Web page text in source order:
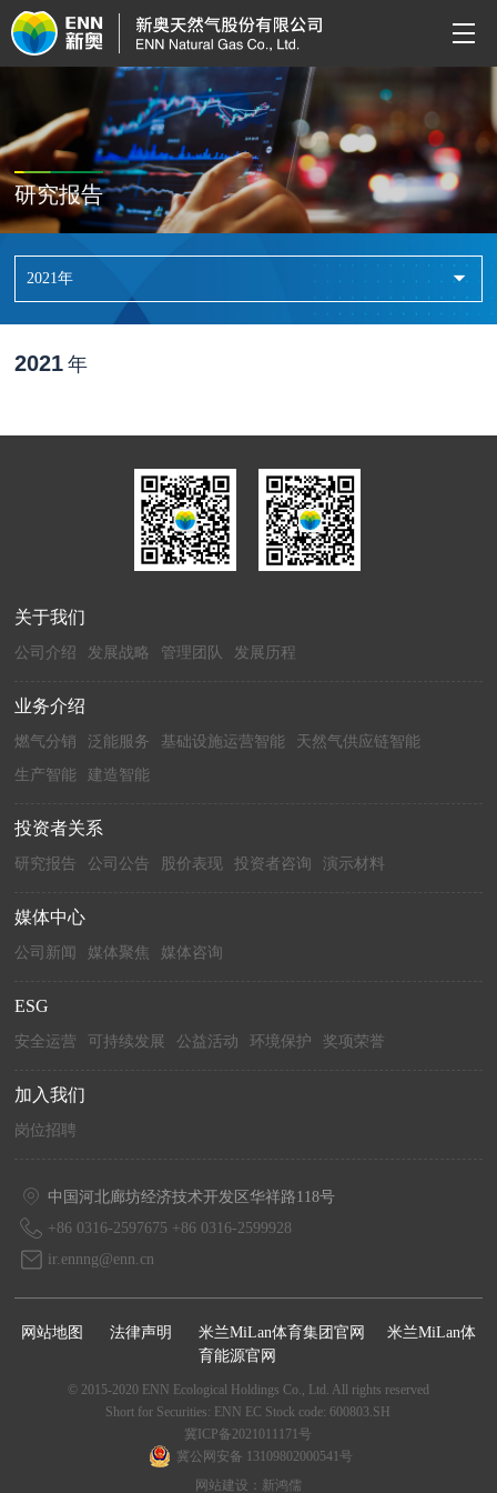
研究报告
2021年
2021 年
关于我们
公司介绍 发展战略 管理团队 发展历程
业务介绍
燃气分销 泛能服务 基础设施运营智能
天然气供应链智能
生产智能
建造智能
投资者关系
研究报告 公司公告 股价表现 投资者咨询 演示材料
媒体中心
公司新闻 媒体聚焦 媒体咨询
ESG
安全运营 可持续发展 公益活动 环境保护 奖项荣誉
加入我们
岗位招聘
中国河北廊坊经济技术开发区华祥路118号
+86 0316-2597675 +86 0316-2599928
ir.ennng@enn.cn
网站地图 法律声明 米兰MiLan体育集团官网
米兰MiLan体
育能源官网
© 2015-2020 ENN Ecological Holdings Co., Ltd. All rights reserved
Short for Securities: ENN EC Stock code: 600803.SH
冀ICP备2021011171号
冀公网安备 13109802000541号
网站建设：新鸿儒